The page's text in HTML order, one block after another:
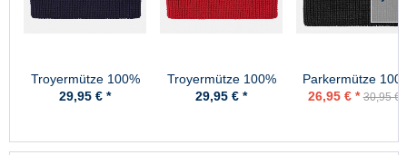
Troyermütze 100%
Schurwolle
29,95 € *
Troyermütze 100%
Schurwolle
29,95 € *
Parkermütze
Schurwolle
26,95 € * 30,95 € *